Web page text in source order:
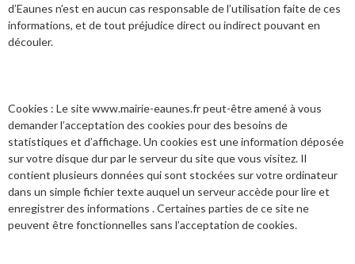
d’Eaunes n’est en aucun cas responsable de l’utilisation faite de ces
informations, et de tout préjudice direct ou indirect pouvant en
découler.
Cookies : Le site www.mairie-eaunes.fr peut-être amené à vous
demander l’acceptation des cookies pour des besoins de
statistiques et d’affichage. Un cookies est une information déposée
sur votre disque dur par le serveur du site que vous visitez. Il
contient plusieurs données qui sont stockées sur votre ordinateur
dans un simple fichier texte auquel un serveur accède pour lire et
enregistrer des informations . Certaines parties de ce site ne
peuvent être fonctionnelles sans l’acceptation de cookies.